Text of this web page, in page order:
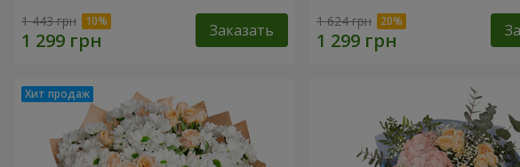
1 443 грн Заказать 1 624 грн